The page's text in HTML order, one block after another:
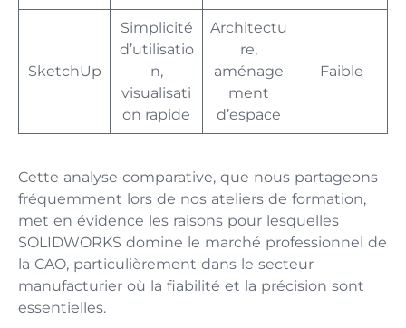
SketchUp
Simplicité
d’utilisatio
n,
visualisati
on rapide
Architectu
re,
aménage
ment
d’espace
Faible
Cette analyse comparative, que nous partageons
fréquemment lors de nos ateliers de formation,
met en évidence les raisons pour lesquelles
SOLIDWORKS domine le marché professionnel de
la CAO, particulièrement dans le secteur
manufacturier où la fiabilité et la précision sont
essentielles.